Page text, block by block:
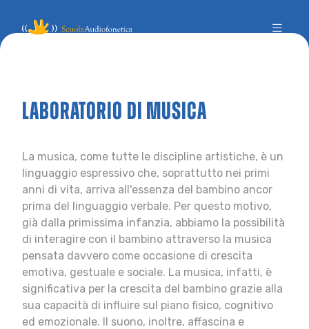
Laboratorio di musica
La musica, come tutte le discipline artistiche, è un
linguaggio espressivo che, soprattutto nei primi
anni di vita, arriva all'essenza del bambino ancor
prima del linguaggio verbale. Per questo motivo,
già dalla primissima infanzia, abbiamo la possibilità
di interagire con il bambino attraverso la musica
pensata davvero come occasione di crescita
emotiva, gestuale e sociale. La musica, infatti, è
significativa per la crescita del bambino grazie alla
sua capacità di influire sul piano fisico, cognitivo
ed emozionale. Il suono, inoltre, affascina e